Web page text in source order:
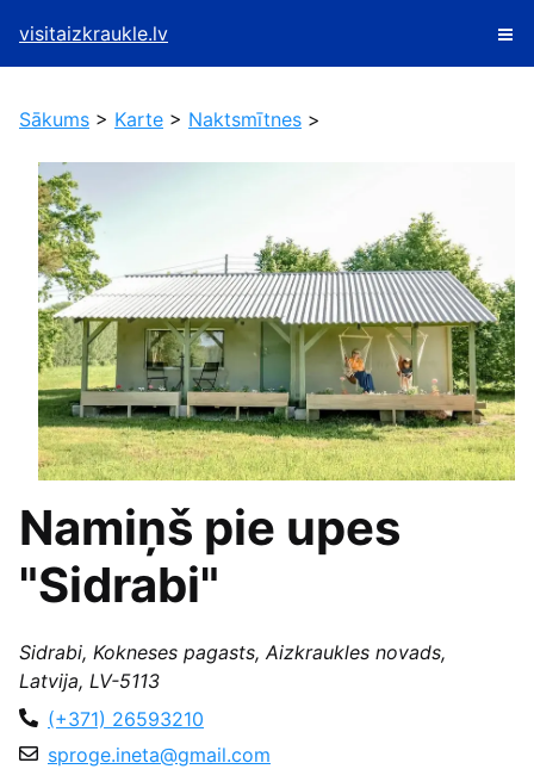
visitaizkraukle.lv
Sākums > Karte > Naktsmītnes >
Namiņš pie upes
"Sidrabi"
Sidrabi, Kokneses pagasts, Aizkraukles novads,
Latvija, LV-5113
(+371) 26593210
sproge.ineta@gmail.com